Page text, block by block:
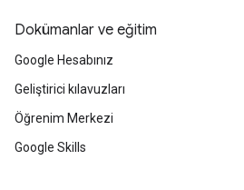
Dokümanlar ve eğitim
Google Hesabınız
Geliştirici kılavuzları
Öğrenim Merkezi
Google Skills